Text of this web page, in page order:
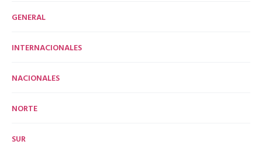
GENERAL
INTERNACIONALES
NACIONALES
NORTE
SUR